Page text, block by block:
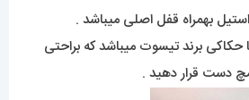
بهمراه قفل اصلی میباشد .
برند تیسوت میباشد که براحتی
دست قرار دهید .